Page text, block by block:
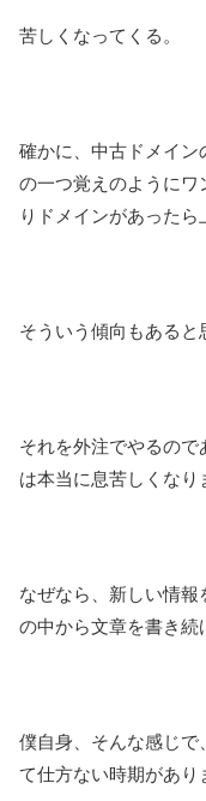
苦しくなってくる。
確かに、中古ドメイ
の一つ覚えのようにワ
りドメインがあったら
そういう傾向もあると
それを外注でやるの
は本当に息苦しくなり
なぜなら、新しい情
の中から文章を書き続
僕自身、そんな感じで
て仕方ない時期があり